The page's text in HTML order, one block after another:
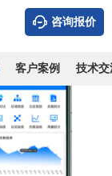
咨询报价
客户案例 技术交